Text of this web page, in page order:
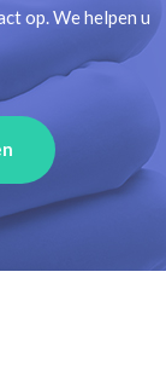
op. We helpen u